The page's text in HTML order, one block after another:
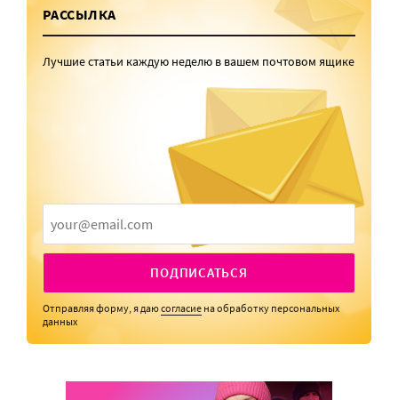
РАССЫЛКА
Лучшие статьи каждую неделю в вашем почтовом ящике
ПОДПИСАТЬСЯ
Отправляя форму, я даюсогласие на обработку персональных
данных